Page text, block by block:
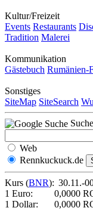
Kultur/Freizeit
Events Restaurants
Tradition Malerei
Kommunikation
Gästebuch Rumänien-
Sonstiges
SiteMap SiteSearch
Web
Rennkuckuck.de
Kurs (BNR): 30.11.-
1 Euro:
0,0000
1 Dollar:
0,0000